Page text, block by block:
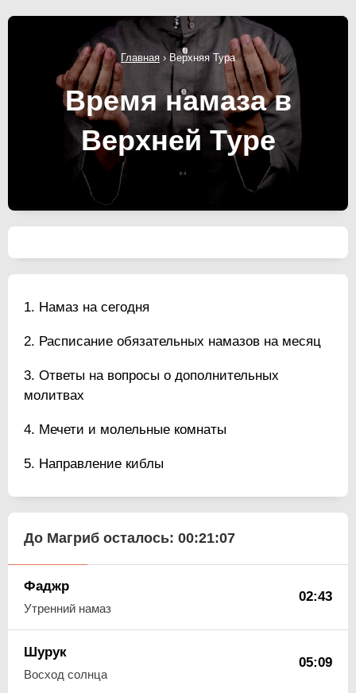
Главная ›Верхняя Тура
Время намаза в
Верхней Туре
Намаз на сегодня
Расписание обязательных намазов на месяц
Ответы на вопросы о дополнительных
молитвах
Мечети и молельные комнаты
Направление киблы
До Магриб осталось: 00:21:06
Фаджр
Утренний намаз
02:43
Шурук
Восход солнца
05:09